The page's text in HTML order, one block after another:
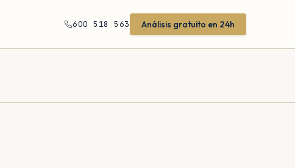
600 518 563 Análisis gratuito en 24h